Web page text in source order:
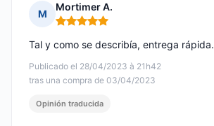
M
Mortimer A.
Nota: 5 de 5
Publicado el 28/04/2023 à 21h42
tras una compra de 03/04/2023
Tal y como se describía, entrega rápida.
Opinión traducida